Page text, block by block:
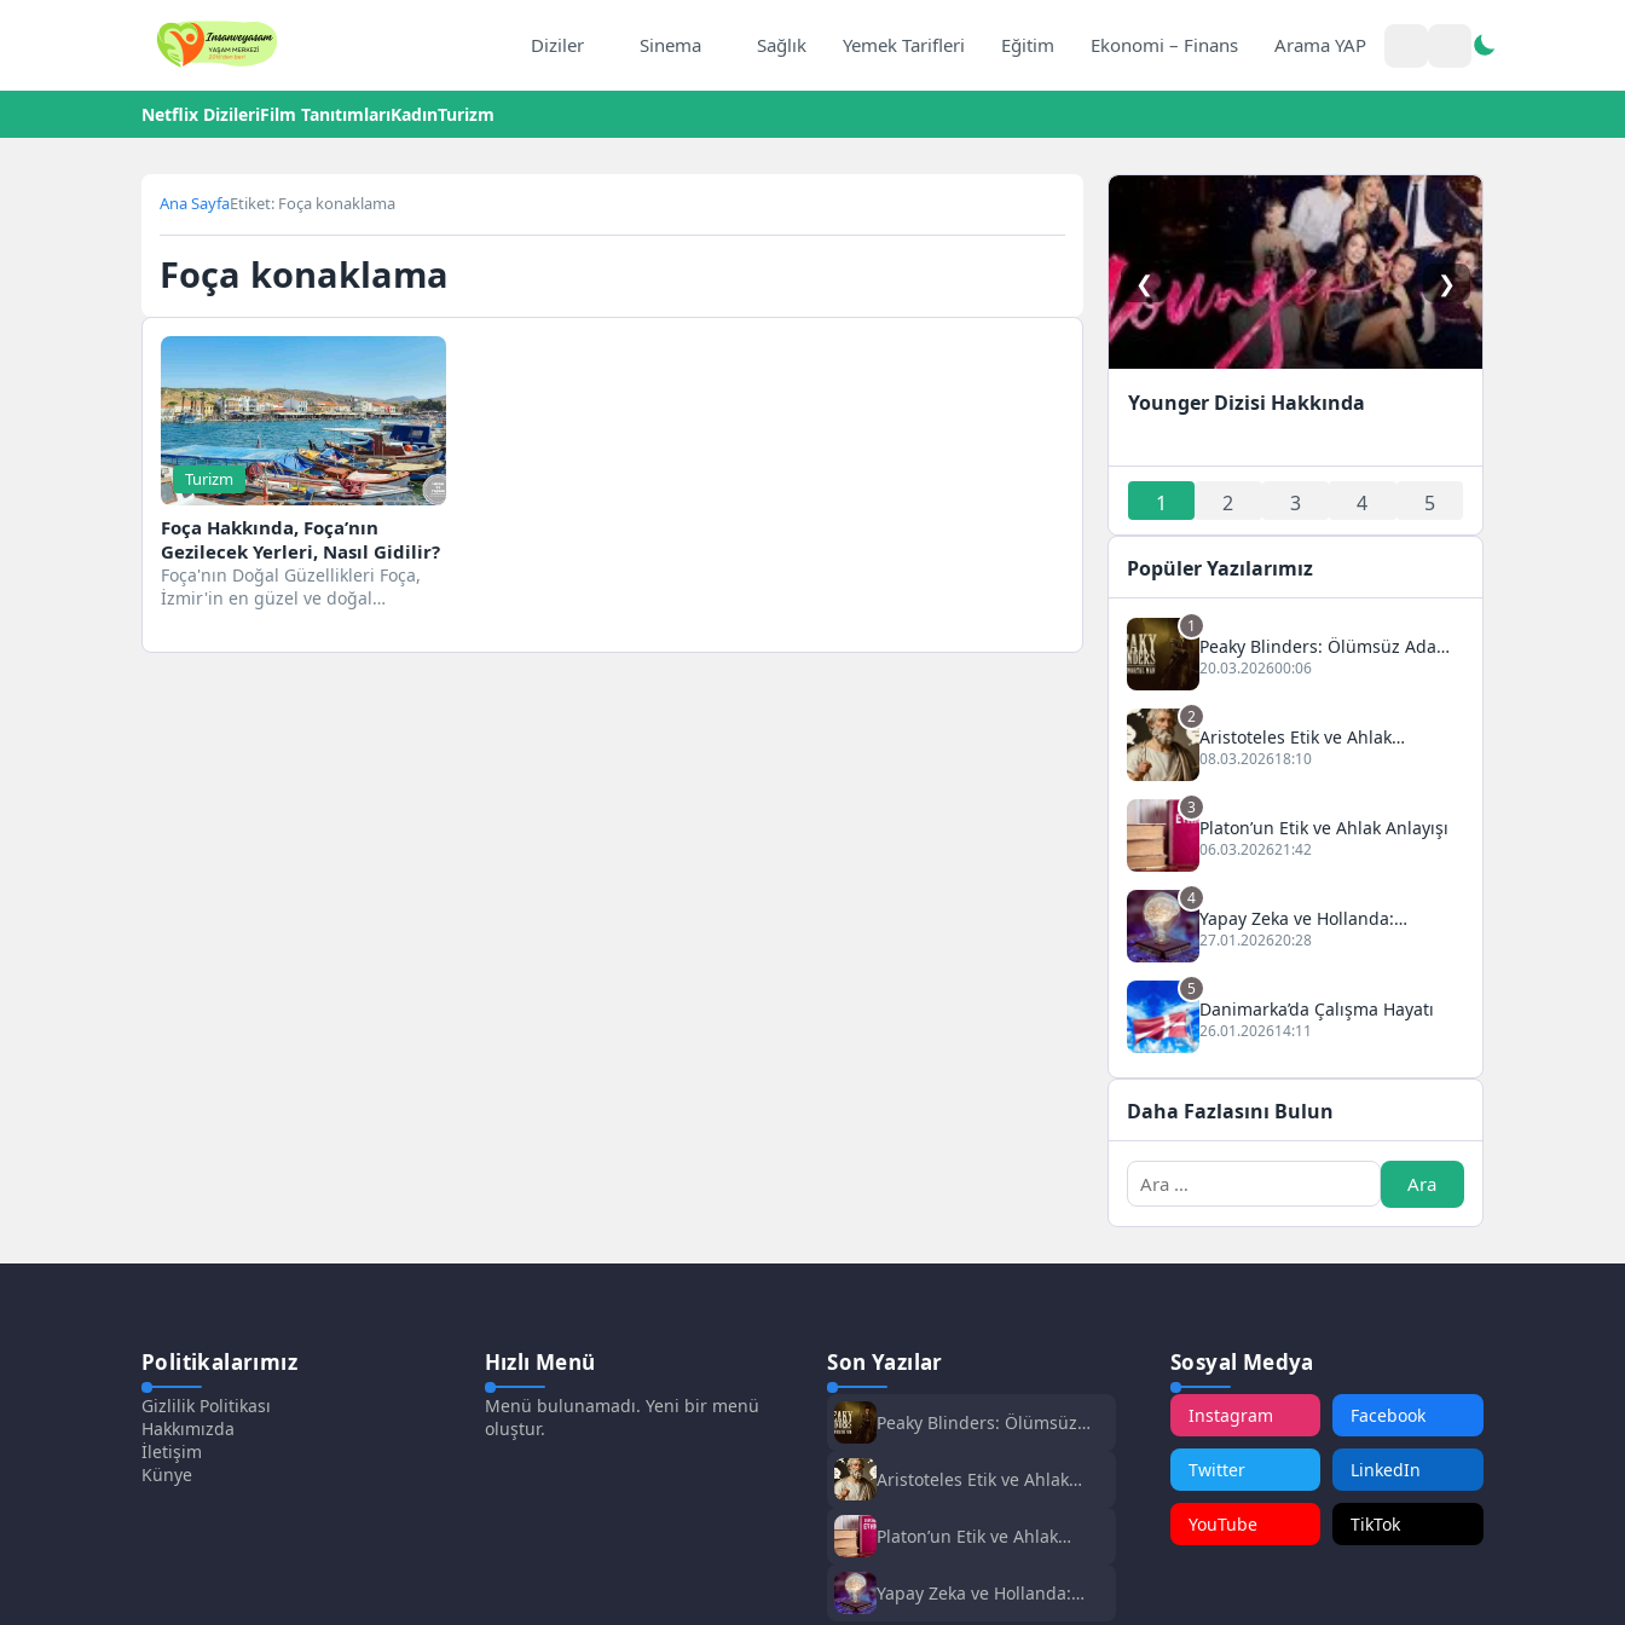
Diziler Sinema Sağlık Yemek Tarifleri Eğitim Ekonomi – Finans Arama YAP
Netflix DizileriFilm TanıtımlarıKadınTurizm
Ana SayfaEtiket: Foça konaklama
Foça konaklama
Turizm
Foça Hakkında, Foça’nın
Gezilecek Yerleri, Nasıl Gidilir?
Foça'nın Doğal Güzellikleri Foça,
İzmir'in en güzel ve doğal
Younger Dizisi Hakkında
❮ ❯
1 2 3 4 5
Popüler Yazılarımız
1
Peaky Blinders: Ölümsüz Adam
Film Konusu, Oyuncuları ve
İnceleme
20.03.202600:06
2
Aristoteles Etik ve Ahlak
Felsefesi
08.03.202618:10
3
Platon’un Etik ve Ahlak Anlayışı
06.03.202621:42
4
Yapay Zeka ve Hollanda:
Fırsatlar ve Zorluklar
27.01.202620:28
5
Danimarka’da Çalışma Hayatı
26.01.202614:11
Daha Fazlasını Bulun
Politikalarımız
Gizlilik Politikası
Hakkımızda
İletişim
Künye
Hızlı Menü
Menü bulunamadı. Yeni bir menü
oluştur.
Son Yazılar
Peaky Blinders: Ölümsüz
Oyuncuları ve İnceleme
Aristoteles Etik ve Ahlak
Platon’un Etik ve Ahlak
Yapay Zeka ve Hollanda:
Sosyal Medya
Instagram Facebook
Twitter LinkedIn
YouTube TikTok